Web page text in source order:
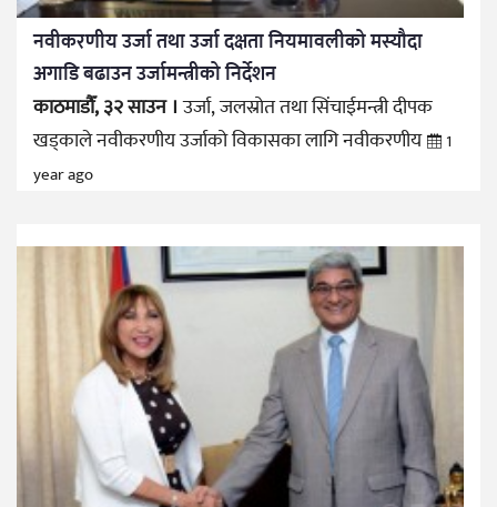
नवीकरणीय उर्जा तथा उर्जा दक्षता नियमावलीको मस्यौदा
अगाडि बढाउन उर्जामन्त्रीको निर्देशन
काठमाडौँ, ३२ साउन ।उर्जा, जलस्रोत तथा सिंचाईमन्त्री दीपक
खड्काले नवीकरणीय उर्जाको विकासका लागि नवीकरणीय
1
year ago